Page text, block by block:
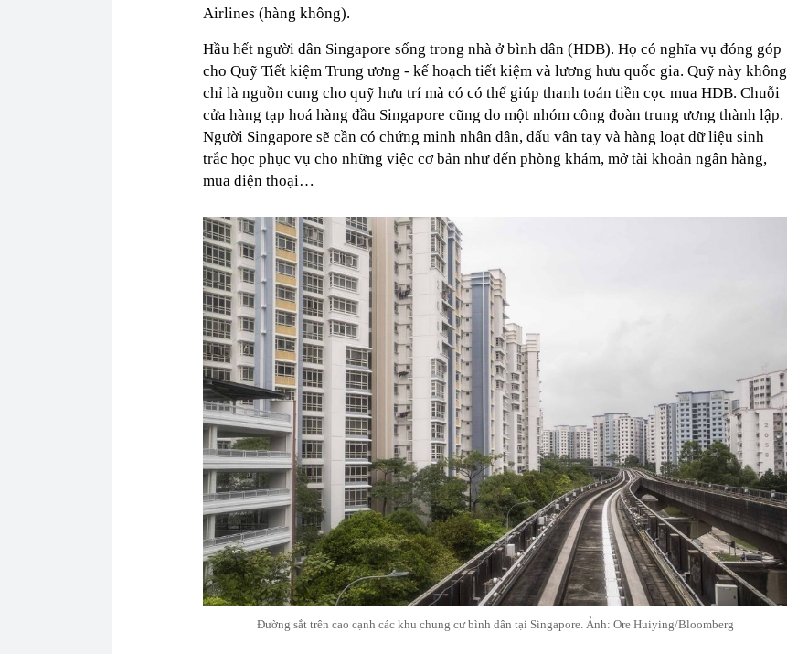
Airlines (hàng không).
Hầu hết người dân Singapore sống trong nhà ở bình dân (HDB). Họ có nghĩa vụ đóng góp
cho Quỹ Tiết kiệm Trung ương - kế hoạch tiết kiệm và lương hưu quốc gia. Quỹ này không
chỉ là nguồn cung cho quỹ hưu trí mà có có thể giúp thanh toán tiền cọc mua HDB. Chuỗi
cửa hàng tạp hoá hàng đầu Singapore cũng do một nhóm công đoàn trung ương thành lập.
Người Singapore sẽ cần có chứng minh nhân dân, dấu vân tay và hàng loạt dữ liệu sinh
trắc học phục vụ cho những việc cơ bản như đến phòng khám, mở tài khoản ngân hàng,
mua điện thoại…
Đường sắt trên cao cạnh các khu chung cư bình dân tại Singapore. Ảnh: Ore Huiying/Bloomberg